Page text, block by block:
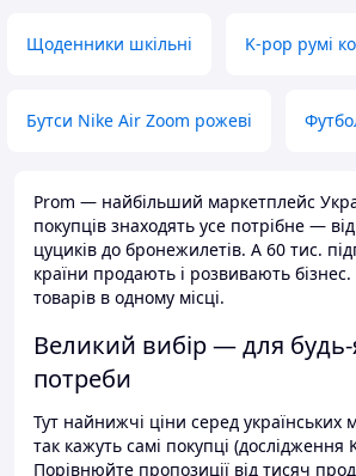
Щоденники шкільні K-pop румі
Бутси Nike Air Zoom рожеві
Prom — найбільший маркетплейс
покупців знаходять усе потрібне —
цуциків до бронежилетів. А 60 тис.
країни продають і розвивають
товарів в одному місці.
Великий вибір — для будь-
потреби
Тут найнижчі ціни серед українських
так кажуть самі покупці (дослідження
Порівнюйте пропозиції від тисяч